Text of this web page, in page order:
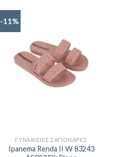
-11%
ΓΥΝΑΙΚΕΊΕΣ ΣΑΓΙΟΝΆΡΕΣ
Ipanema Renda II W 83243